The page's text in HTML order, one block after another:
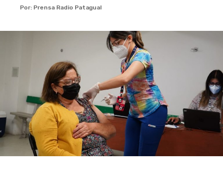
Por: Prensa Radio Patagual